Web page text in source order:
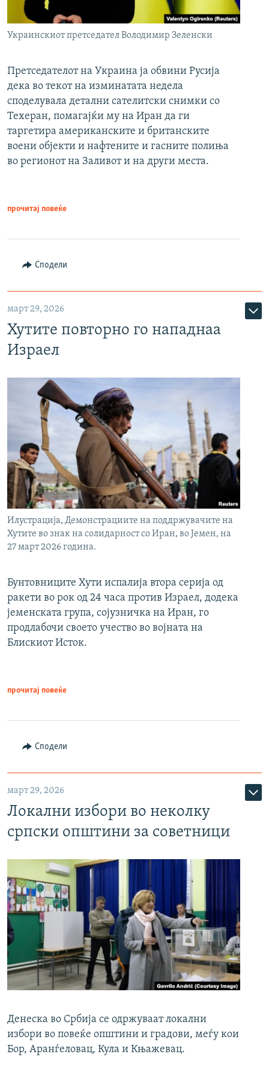
Украинскиот претседател Володимир Зеленски
Претседателот на Украина ја обвини Русија
дека во текот на изминатата недела
споделувала детални сателитски снимки со
Техеран, помагајќи му на Иран да ги
таргетира американските и британските
воени објекти и нафтените и гасните полиња
во регионот на Заливот и на други места.
прочитај повеќе
Сподели
март 29, 2026
Хутите повторно го нападнаа
Израел
Илустрација, Демонстрациите на поддржувачите на
Хутите во знак на солидарност со Иран, во Јемен, на
27 март 2026 година.
Бунтовниците Хути испалија втора серија од
ракети во рок од 24 часа против Израел, додека
јеменската група, сојузничка на Иран, го
продлабочи своето учество во војната на
Блискиот Исток.
прочитај повеќе
Сподели
март 29, 2026
Локални избори во неколку
српски општини за советници
Денеска во Србија се одржуваат локални
избори во повеќе општини и градови, меѓу кои
Бор, Аранѓеловац, Кула и Књажевац.